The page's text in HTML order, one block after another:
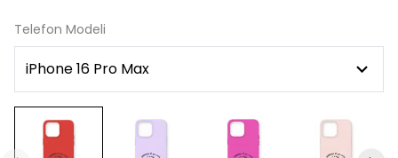
Telefon Modeli